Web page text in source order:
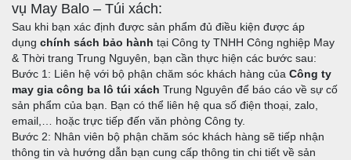
vụ May Balo – Túi xách:
Sau khi bạn xác định được sản phẩm đủ điều kiện được áp
dụng chính sách bảo hành tại Công ty TNHH Công nghiệp May
& Thời trang Trung Nguyên, bạn cần thực hiện các bước sau:
Bước 1: Liên hệ với bộ phận chăm sóc khách hàng của Công ty
may gia công ba lô túi xách Trung Nguyên để báo cáo về sự cố
sản phẩm của bạn. Bạn có thể liên hệ qua số điện thoại, zalo,
email,… hoặc trực tiếp đến văn phòng Công ty.
Bước 2: Nhân viên bộ phận chăm sóc khách hàng sẽ tiếp nhận
thông tin và hướng dẫn bạn cung cấp thông tin chi tiết về sản